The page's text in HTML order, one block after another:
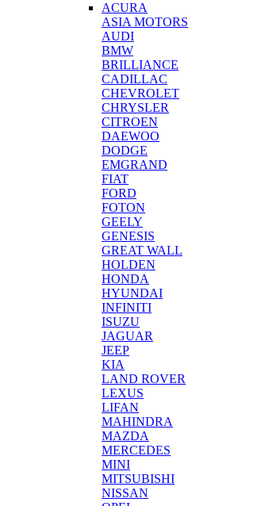
ACURA
ASIA MOTORS
AUDI
BMW
BRILLIANCE
CADILLAC
CHEVROLET
CHRYSLER
CITROEN
DAEWOO
DODGE
EMGRAND
FIAT
FORD
FOTON
GEELY
GENESIS
GREAT WALL
HOLDEN
HONDA
HYUNDAI
INFINITI
ISUZU
JAGUAR
JEEP
KIA
LAND ROVER
LEXUS
LIFAN
MAHINDRA
MAZDA
MERCEDES
MINI
MITSUBISHI
NISSAN